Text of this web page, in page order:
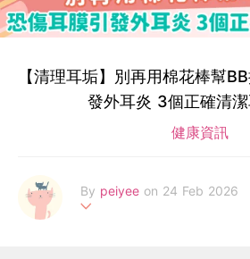
【清理耳垢】別再用棉花棒幫
發外耳炎 3個正確清
健康資訊
By peiyee on 24 Feb 2026